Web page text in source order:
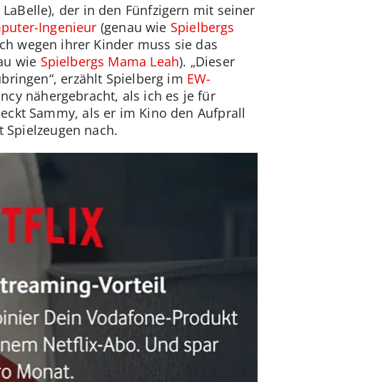
der in den Fünfzigern mit seiner
Ingenieur (genau wie Spielbergs
wegen ihrer Kinder muss sie das
wie Spielbergs Mama Leah). „Dieser
erzählt Spielberg im EW-
nähergebracht, als ich es je für
Sammy, als er im Kino den Aufprall
Spielzeugen nach.